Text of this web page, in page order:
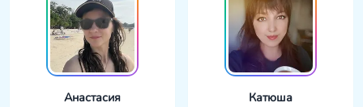
Анастасия Катюша